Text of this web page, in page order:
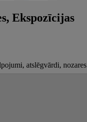
Ekspozīcijas
atslēgvārdi, nozares